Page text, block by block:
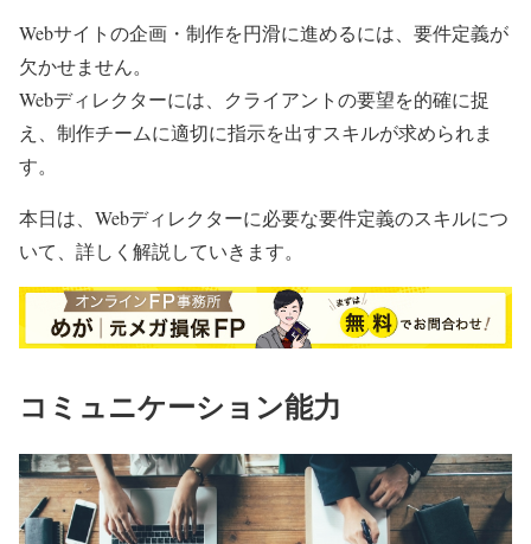
Webサイトの企画・制作を円滑に進めるには、要件定義が
欠かせません。
Webディレクターには、クライアントの要望を的確に捉
え、制作チームに適切に指示を出すスキルが求められま
す。
本日は、Webディレクターに必要な要件定義のスキルにつ
いて、詳しく解説していきます。
コミュニケーション能力